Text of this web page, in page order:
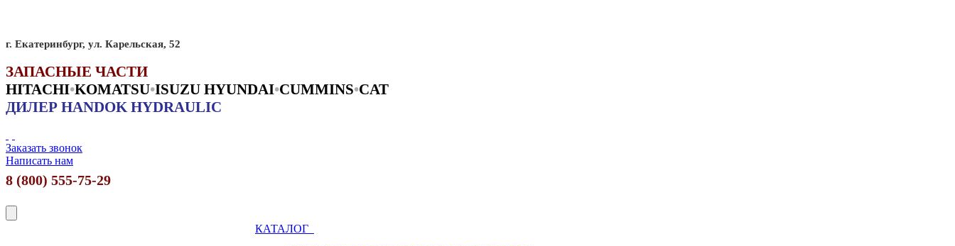
г. Екатеринбург, ул. Карельская, 52
ЗАПАСНЫЕ ЧАСТИ
HITACHI•KOMATSU•ISUZU HYUNDAI•CUMMINS•CAT
ДИЛЕР HANDOK HYDRAULIC
Заказать звонок
Написать нам
8 (800) 555-75-29
КАТАЛОГ